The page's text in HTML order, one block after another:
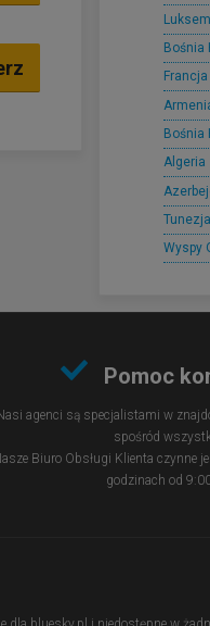
Bośnia
Francja
Bośnia
Algeria
Tunezja
Wyspy
Pomoc
agenci są specjalistami w
spośród
Biuro Obsługi Klienta czynne
godzinach od